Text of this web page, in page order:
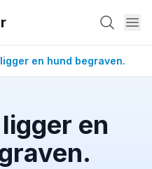
en hund begraven.
en